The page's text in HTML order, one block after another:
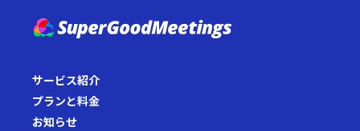
サービス紹介
プランと料金
お知らせ